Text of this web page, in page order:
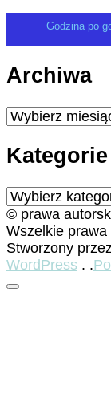
Godzina po
Archiwa
Archiwa
Kategorie
Kategorie
© prawa
Wszelkie
Stworzony przez
WordPress . .